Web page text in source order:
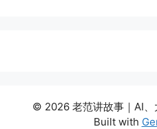
© 2026 老范讲故事｜AI、
Built with